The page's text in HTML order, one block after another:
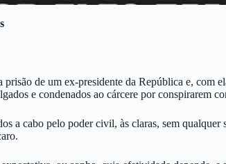
prisão de um ex-presidente da República e, com
e condenados ao cárcere por conspirarem
a cabo pelo poder civil, às claras, sem